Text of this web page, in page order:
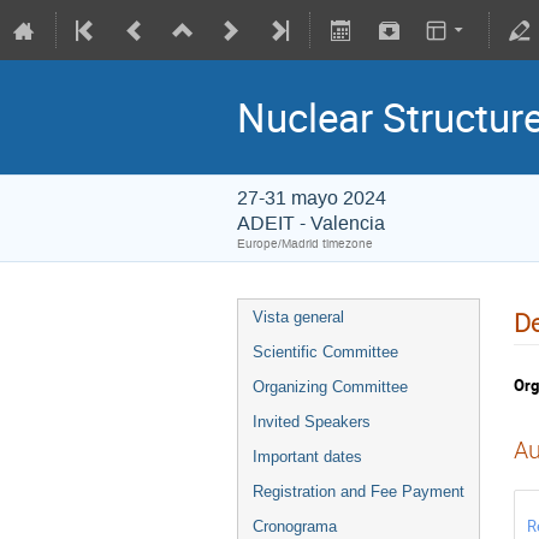
Nuclear
27-31 mayo 2024
ADEIT - Valencia
Europe/Madrid timezone
Vista general
Scientific Committee
Organizing Committee
Invited Speakers
Important dates
Registration and Fee Payment
Cronograma